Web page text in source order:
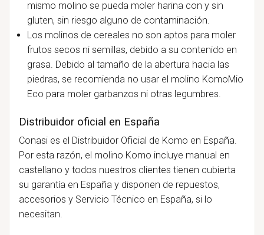
mismo molino se pueda moler harina con y sin
gluten, sin riesgo alguno de contaminación.
Los molinos de cereales no son aptos para moler
frutos secos ni semillas, debido a su contenido en
grasa. Debido al tamaño de la abertura hacia las
piedras, se recomienda no usar el molino KomoMio
Eco para moler garbanzos ni otras legumbres.
Distribuidor oficial en España
Conasi es el Distribuidor Oficial de Komo en España.
Por esta razón, el molino Komo incluye manual en
castellano y todos nuestros clientes tienen cubierta
su garantía en España y disponen de repuestos,
accesorios y Servicio Técnico en España, si lo
necesitan.